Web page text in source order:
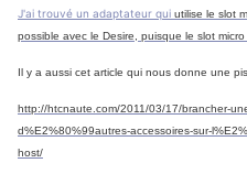
J'ai trouvé un adaptateur qui utilise le slot
possible avec le Desire, puisque le slot
Il y a aussi cet article qui nous donne une
http://htcnaute.com/2011/03/17/brancher-
d%E2%80%99autres-accessoires-sur-
host/